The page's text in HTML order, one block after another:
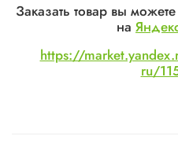
Заказать товар вы можете
на
https://
ru/